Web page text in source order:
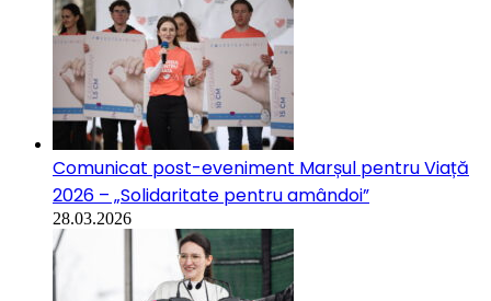
Comunicat post-eveniment Marșul pentru Viață
2026 – „Solidaritate pentru amândoi”
28.03.2026